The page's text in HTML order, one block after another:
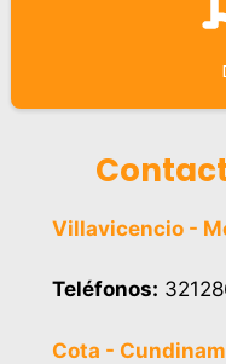
Villavicencio -
Teléfonos:
Cota -